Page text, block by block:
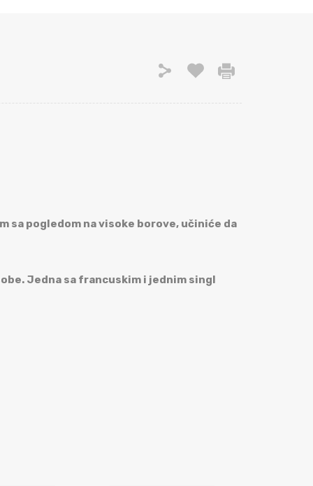
sa pogledom na visoke borove, učiniće da
Jedna sa francuskim i jednim singl